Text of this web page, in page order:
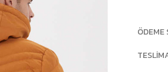
ÖDEME